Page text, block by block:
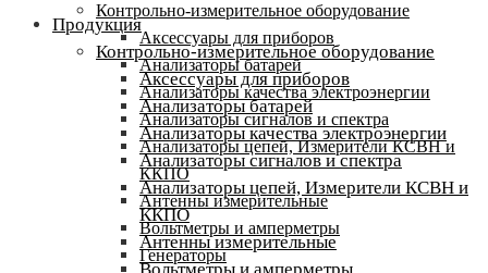
Контрольно-измерительное оборудование
Аксессуары для приборов
Анализаторы батарей
Анализаторы качества электроэнергии
Анализаторы сигналов и спектра
Анализаторы цепей, Измерители КСВН и
ККПО
Антенны измерительные
Вольтметры и амперметры
Генераторы
Продукция
Контрольно-измерительное оборудование
Аксессуары для приборов
Анализаторы батарей
Анализаторы качества электроэнергии
Анализаторы сигналов и спектра
Анализаторы цепей, Измерители КСВН и
ККПО
Антенны измерительные